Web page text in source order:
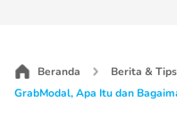
Beranda
Berita & Tips
GrabModal, Apa Itu dan